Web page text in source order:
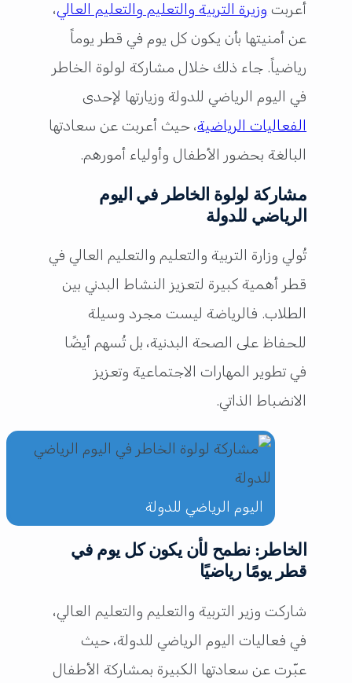
أعربتوزيرة التربية والتعليم والتعليم العالي،
عن أمنيتها بأن يكون كل يوم في قطر يوماً
رياضياً. جاء ذلك خلال مشاركة لولوة الخاطر
في اليوم الرياضي للدولة وزيارتها لإحدى
الفعاليات الرياضية، حيث أعربت عن سعادتها
البالغة بحضور الأطفال وأولياء أمورهم.
مشاركة لولوة الخاطر في اليوم
الرياضي للدولة
تُولي وزارة التربية والتعليم والتعليم العالي في
قطر أهمية كبيرة لتعزيز النشاط البدني بين
الطلاب. فالرياضة ليست مجرد وسيلة
للحفاظ على الصحة البدنية، بل تُسهم أيضًا
في تطوير المهارات الاجتماعية وتعزيز
الانضباط الذاتي.
اليوم الرياضي للدولة
الخاطر: نطمح لأن يكون كل يوم في
قطر يومًا رياضيًا
شاركت وزير التربية والتعليم والتعليم العالي،
في فعاليات اليوم الرياضي للدولة، حيث
عبّرت عن سعادتها الكبيرة بمشاركة الأطفال